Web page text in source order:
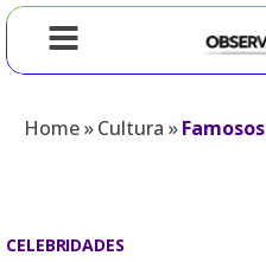
Home»Cultura »Famosos
CELEBRIDADES